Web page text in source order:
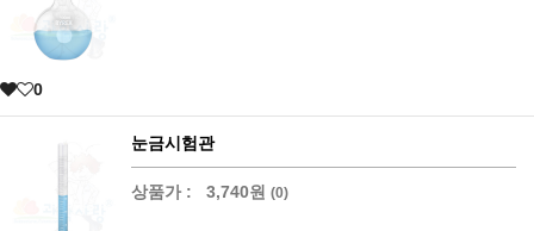
0
눈금시험관
상품가 : 3,740원 (0)